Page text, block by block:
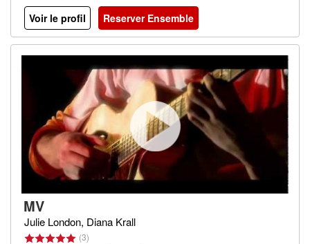
Voir le profil
Reserver Ensemble
MV
Julie London, Diana Krall
(3)